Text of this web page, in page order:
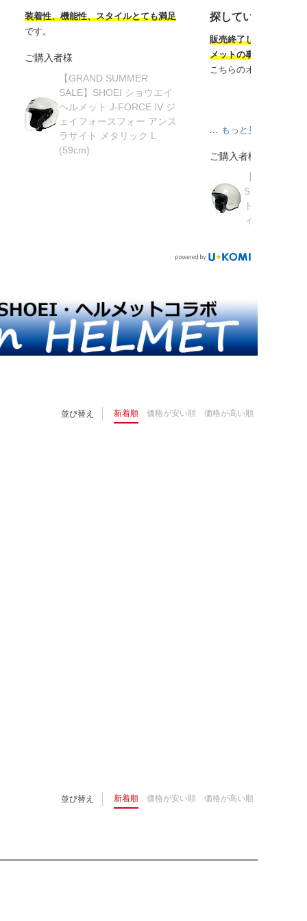
装着性、機能性、スタイルとても満足
です。
ご購入者様
【GRAND SUMMER
SALE】SHOEI ショウエイ
ヘルメット J-FORCE IV ジ
ェイフォースフォー アンス
ラサイト メタリック L
(59cm)
探していたヘルメ
販売終了してから半年
メットの事を知り探し
こちらのオンラインサ
もっと見る
ご購入者様
SHOEI ショ
ト J・O ジェ
ィッシュグリ
並び替え 新着順 価格が安い順 価格が高い順
並び替え 新着順 価格が安い順 価格が高い順